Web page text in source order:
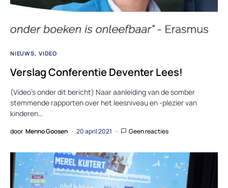
NIEUWS VIDEO
Verslag Conferentie Deventer Lees!
(Video’s onder dit bericht) Naar aanleiding van de somber
stemmende rapporten over het leesniveau en -plezier van
kinderen…
door Menno Goosen 20 april 2021 Geen reacties